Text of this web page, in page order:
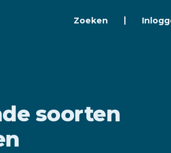
Zoeken
soorten